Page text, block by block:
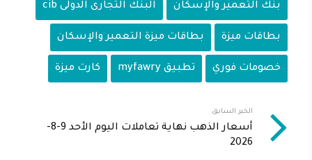
بنك التعمير والإسكان البنك التجارى الدولى cib
بطاقات ميزة بطاقات ميزة التعمير والإسكان
خصومات فوري تطبيق myfawry كارت ميزة
الخبر السابق
أسعار الذهب نهاية تعاملات اليوم الأحد 9-8-
2026